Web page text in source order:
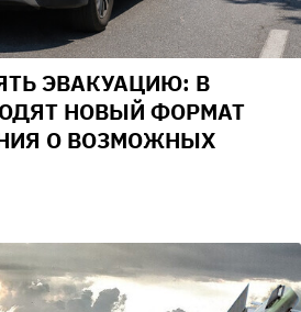
ЭВАКУАЦИЮ: В
НОВЫЙ ФОРМАТ
О ВОЗМОЖНЫХ